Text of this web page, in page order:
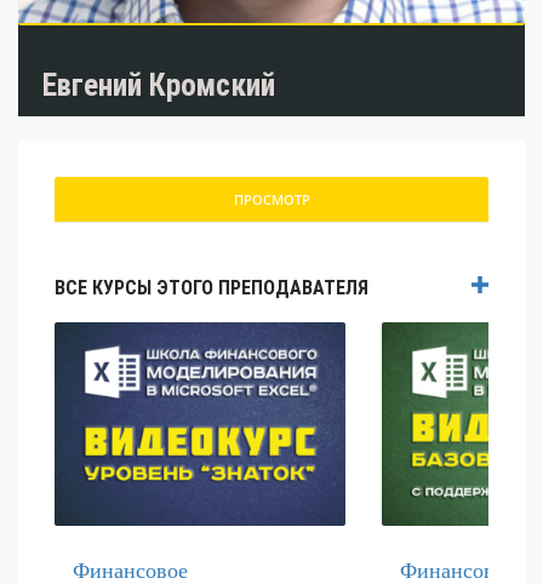
Евгений Кромский
ПРОСМОТР
ВСЕ КУРСЫ ЭТОГО ПРЕПОДАВАТЕЛЯ
Финансовое
Финансовое